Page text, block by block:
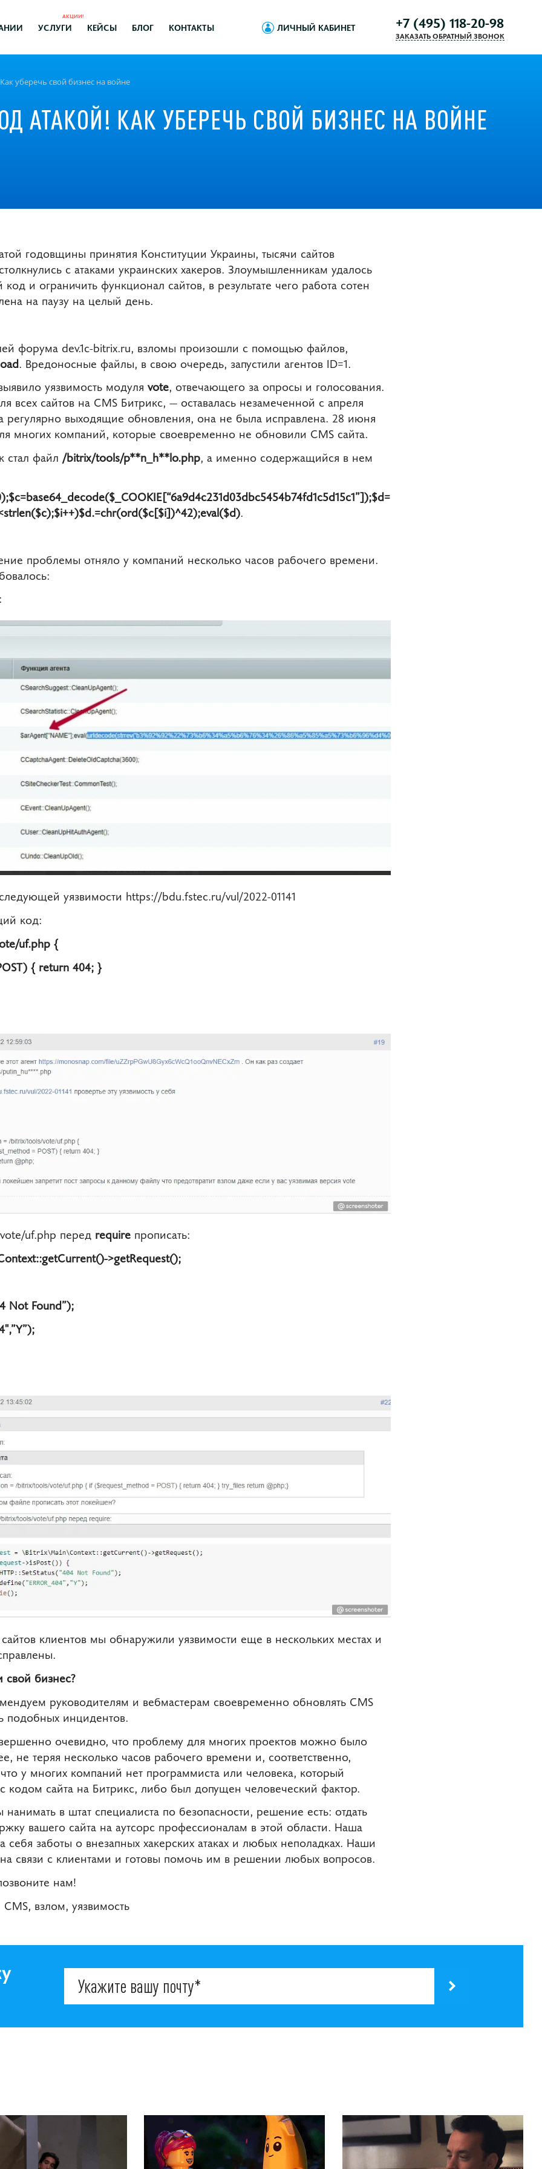
УСЛУГИ
АКЦИИ!
КЕЙСЫ БЛОГ КОНТАКТЫ ЛИЧНЫЙ КАБИНЕТ +7 (495) 118-20-98
ЗАКАЗАТЬ ОБРАТНЫЙ ЗВОНОК
уберечь свой бизнес на войне
АТАКОЙ! КАК УБЕРЕЧЬ СВОЙ БИЗНЕС НА ВОЙНЕ
годовщины принятия Конституции Украины, тысячи сайтов
с атаками украинских хакеров. Злоумышленникам удалось
и ограничить функционал сайтов, в результате чего работа сотен
на паузу на целый день.
форума dev.1c-bitrix.ru, взломы произошли с помощью файлов,
. Вредоносные файлы, в свою очередь, запустили агентов ID=1.
уязвимость модуля vote, отвечающего за опросы и голосования.
всех сайтов на CMS Битрикс, — оставалась незамеченной с апреля
регулярно выходящие обновления, она не была исправлена. 28 июня
многих компаний, которые своевременно не обновили CMS сайта.
стал файл /bitrix/tools/p**n_h**lo.php, а именно содержащийся в нем
.
проблемы отняло у компаний несколько часов рабочего времени.
уязвимости https://bdu.fstec.ru/vul/2022-01141
код:
uf.php {
{ return 404; }
uf.php перед require прописать:
>getRequest();
Not Found”);
клиентов мы обнаружили уязвимости еще в нескольких местах и
свой бизнес?
руководителям и вебмастерам своевременно обновлять CMS
подобных инцидентов.
очевидно, что проблему для многих проектов можно было
не теряя несколько часов рабочего времени и, соответственно,
у многих компаний нет программиста или человека, который
кодом сайта на Битрикс, либо был допущен человеческий фактор.
в штат специалиста по безопасности, решение есть: отдать
вашего сайта на аутсорс профессионалам в этой области. Наша
себя заботы о внезапных хакерских атаках и любых неполадках. Наши
связи с клиентами и готовы помочь им в решении любых вопросов.
нам!
взлом, уязвимость